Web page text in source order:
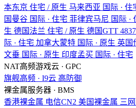
本东京 住宅 / 原生 马来西亚 国际 · 住
国曼谷 国际 · 住宅 菲律宾马尼 国际 ·
生 德国法兰 住宅 / 原生 德国GTT
际 · 住宅 加拿大蒙特 国际 · 原生 英国
文垂 国际 · 原生 印度孟买 国际 · 住宅
NAT高频游戏云 · GPC
旗舰高频 · I9云 高防御
裸金属服务器 · BMS
香港裸金属 电信CN2 美国裸金属 三